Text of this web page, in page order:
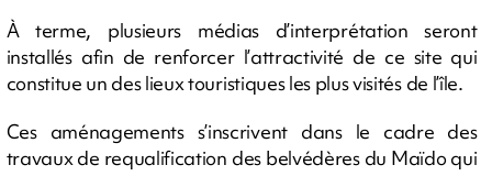
À terme, plusieurs médias d’interprétation seront
installés afin de renforcer l’attractivité de ce site qui
constitue un des lieux touristiques les plus visités de l’île.
Ces aménagements s’inscrivent dans le cadre des
travaux de requalification des belvédères du Maïdo qui